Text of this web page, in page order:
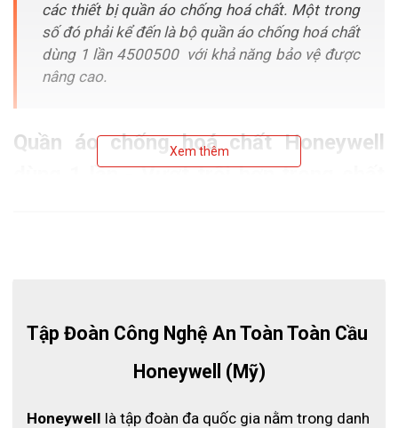
các thiết bị quần áo chống hoá chất. Một trong
số đó phải kể đến là bộ quần áo chống hoá chất
dùng 1 lần 4500500 với khả năng bảo vệ được
nâng cao.
Quần áo chống hoá chất Honeywell
dùng 1 lần - Vượt trội hơn trong chất
Xem thêm
Tập Đoàn Công Nghệ An Toàn Toàn Cầu
Honeywell (Mỹ)
Honeywell là tập đoàn đa quốc gia nằm trong danh